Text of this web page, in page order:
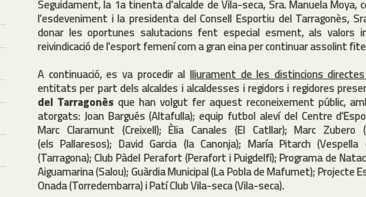
Seguidament, la 1a tinenta d'alcalde de Vila-seca, Sra. Manuela Moya,
l'esdeveniment i la presidenta del Consell Esportiu del Tarragonès,
donar les oportunes salutacions fent especial esment, als valors
reivindicació de l'esport femení com a gran eina per continuar assolint
A continuació, es va procedir al lliurament de les distincions
entitats per part dels alcaldes i alcaldesses i regidors i regidores
del Tarragonès que han volgut fer aquest reconeixement públic,
atorgats: Joan Bargués (Altafulla); equip futbol aleví del Centre
Marc Claramunt (Creixell); Èlia Canales (El Catllar); Marc Zubero
(els Pallaresos); David Garcia (la Canonja); María Pitarch
(Tarragona); Club Pàdel Perafort (Perafort i Puigdelfí); Programa de
Aiguamarina (Salou); Guàrdia Municipal (La Pobla de Mafumet); Projecte
Onada (Torredembarra) i Patí Club Vila-seca (Vila-seca).